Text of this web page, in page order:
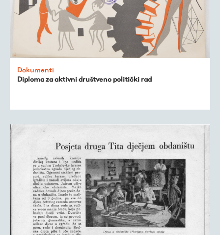
Publikacije
O nama
Dokumenti
Diploma za aktivni društveno politički rad